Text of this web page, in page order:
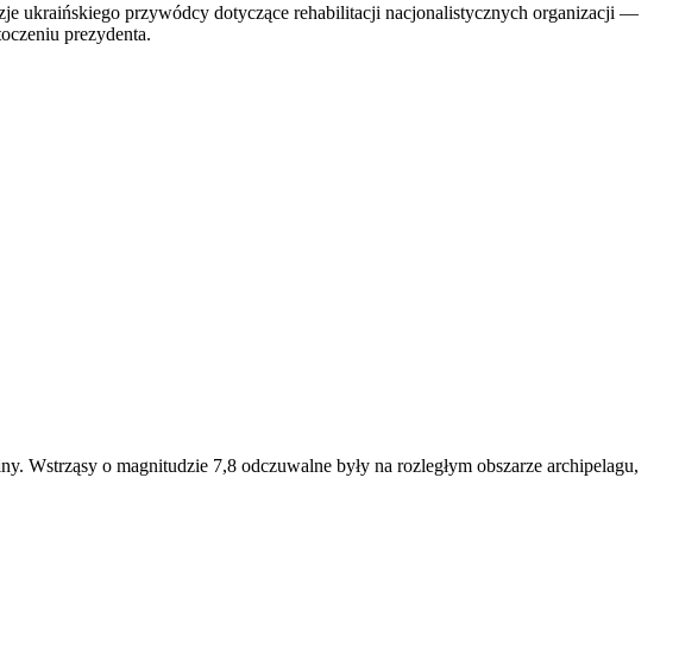
ukraińskiego przywódcy dotyczące rehabilitacji nacjonalistycznych organizacji —
prezydenta.
Wstrząsy o magnitudzie 7,8 odczuwalne były na rozległym obszarze archipelagu,